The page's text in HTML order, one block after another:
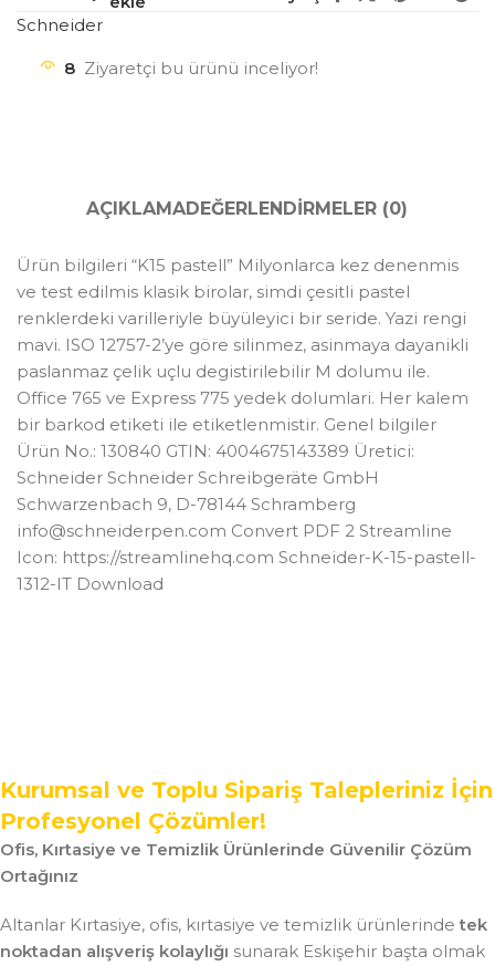
Schneider
8 Ziyaretçi bu ürünü inceliyor!
AÇIKLAMADEĞERLENDIRMELER (0)
Ürün bilgileri “K15 pastell” Milyonlarca kez denenmis
ve test edilmis klasik birolar, simdi çesitli pastel
renklerdeki varilleriyle büyüleyici bir seride. Yazi rengi
mavi. ISO 12757-2’ye göre silinmez, asinmaya dayanikli
paslanmaz çelik uçlu degistirilebilir M dolumu ile.
Office 765 ve Express 775 yedek dolumlari. Her kalem
bir barkod etiketi ile etiketlenmistir. Genel bilgiler
Ürün No.: 130840 GTIN: 4004675143389 Üretici:
Schneider Schneider Schreibgeräte GmbH
Schwarzenbach 9, D-78144 Schramberg
info@schneiderpen.com Convert PDF 2 Streamline
Icon: https://streamlinehq.com Schneider-K-15-pastell-
1312-IT Download
Kurumsal ve Toplu Sipariş Talepleriniz İçin
Profesyonel Çözümler!
Ofis, Kırtasiye ve Temizlik Ürünlerinde Güvenilir Çözüm
Ortağınız
Altanlar Kırtasiye, ofis, kırtasiye ve temizlik ürünlerindetek
noktadan alışveriş kolaylığı sunarak Eskişehir başta olmak